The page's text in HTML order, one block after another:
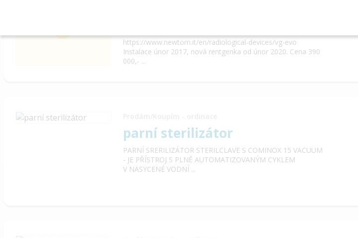
https://www.newtom.it/en/radiological-devices/vg-evo
Instalace únor 2017, nová rentgenka od únor 2020. Cena 390
000,- ...
parní sterilizátor
PARNÍ SRERILIZÁTOR STERILCLAVE S COMINOX 15 VACUUM
- JE PŘÍSTROJ S PLNĚ AUTOMATIZOVANÝM CYKLEM
V NASYCENÉ VODNÍ ...